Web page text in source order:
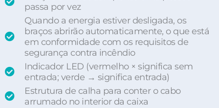
passa por vez
Quando a energia estiver desligada, os
braços abrirão automaticamente, o que está
em conformidade com os requisitos de
segurança contra incêndio
Indicador LED (vermelho × significa sem
entrada; verde → significa entrada)
Estrutura de calha para conter o cabo
arrumado no interior da caixa